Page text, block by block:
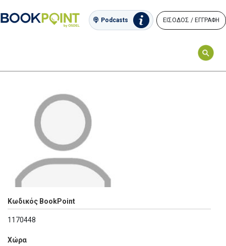
Podcasts ΕΙΣΟΔΟΣ / ΕΓΓΡΑΦΗ
Κωδικός BookPoint
1170448
Χώρα